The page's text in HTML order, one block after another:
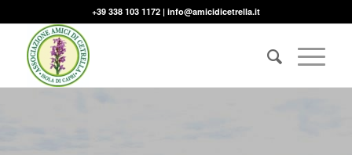
+39 338 103 1172 | info@amicidicetrella.it